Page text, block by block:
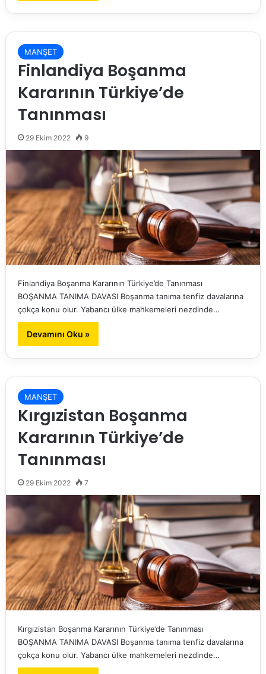
MANŞET
Finlandiya Boşanma
Kararının Türkiye’de
Tanınması
29 Ekim 2022 9
Finlandiya Boşanma Kararının Türkiye’de Tanınması
BOŞANMA TANIMA DAVASI Boşanma tanıma tenfiz davalarına
çokça konu olur. Yabancı ülke mahkemeleri nezdinde…
Devamını Oku »
MANŞET
Kırgızistan Boşanma
Kararının Türkiye’de
Tanınması
29 Ekim 2022 7
Kırgızistan Boşanma Kararının Türkiye’de Tanınması
BOŞANMA TANIMA DAVASI Boşanma tanıma tenfiz davalarına
çokça konu olur. Yabancı ülke mahkemeleri nezdinde…